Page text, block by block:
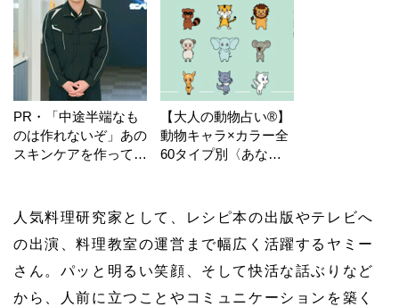
PR・「中途半端なも
のは作れないぞ」あの
スキンケアを作ってい
【大人の動物占い®】
動物キャラ×カラー全
60タイプ別〈あなた
人気料理研究家として、レシピ本の出版やテレビへ
の出演、料理教室の運営まで幅広く活躍するヤミー
さん。パッと明るい笑顔、そして快活な話ぶりなど
から、人前に立つことやコミュニケーションを築く